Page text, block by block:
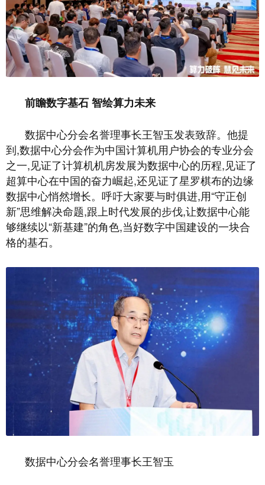
前瞻数字基石 智绘算力未来
数据中心分会名誉理事长王智玉发表致辞。他提
到,数据中心分会作为中国计算机用户协会的专业分会
之一,见证了计算机机房发展为数据中心的历程,见证了
超算中心在中国的奋力崛起,还见证了星罗棋布的边缘
数据中心悄然增长。呼吁大家要与时俱进,用“守正创
新”思维解决命题,跟上时代发展的步伐,让数据中心能
够继续以“新基建”的角色,当好数字中国建设的一块合
格的基石。
数据中心分会名誉理事长王智玉